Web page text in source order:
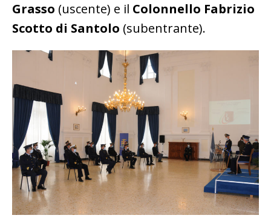
Grasso (uscente) e il Colonnello Fabrizio
Scotto di Santolo (subentrante).